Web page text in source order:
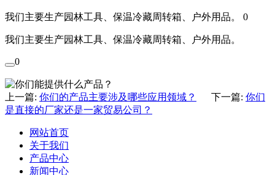
我们主要生产园林工具、保温冷藏周转箱、户外用品。 0
我们主要生产园林工具、保温冷藏周转箱、户外用品。
0
上一篇: 你们的产品主要涉及哪些应用领域？ 下一篇: 你们
是直接的厂家还是一家贸易公司？
网站首页
关于我们
产品中心
新闻中心